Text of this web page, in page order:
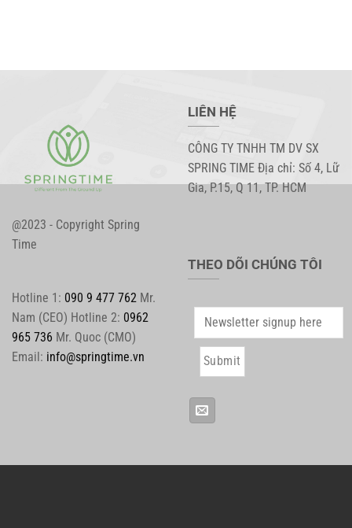
@2023 - Copyright Spring
Time
LIÊN HỆ
CÔNG TY TNHH TM DV SX
SPRING TIME Địa chỉ: Số 4, Lữ
Gia, P.15, Q 11, TP. HCM
Hotline 1: 090 9 477 762 Mr.
Nam (CEO) Hotline 2: 0962
965 736 Mr. Quoc (CMO)
Email: info@springtime.vn
THEO DÕI CHÚNG TÔI